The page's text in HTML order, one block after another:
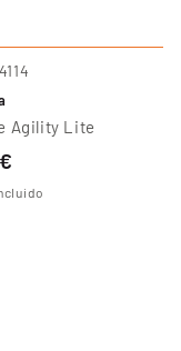
Agility Lite